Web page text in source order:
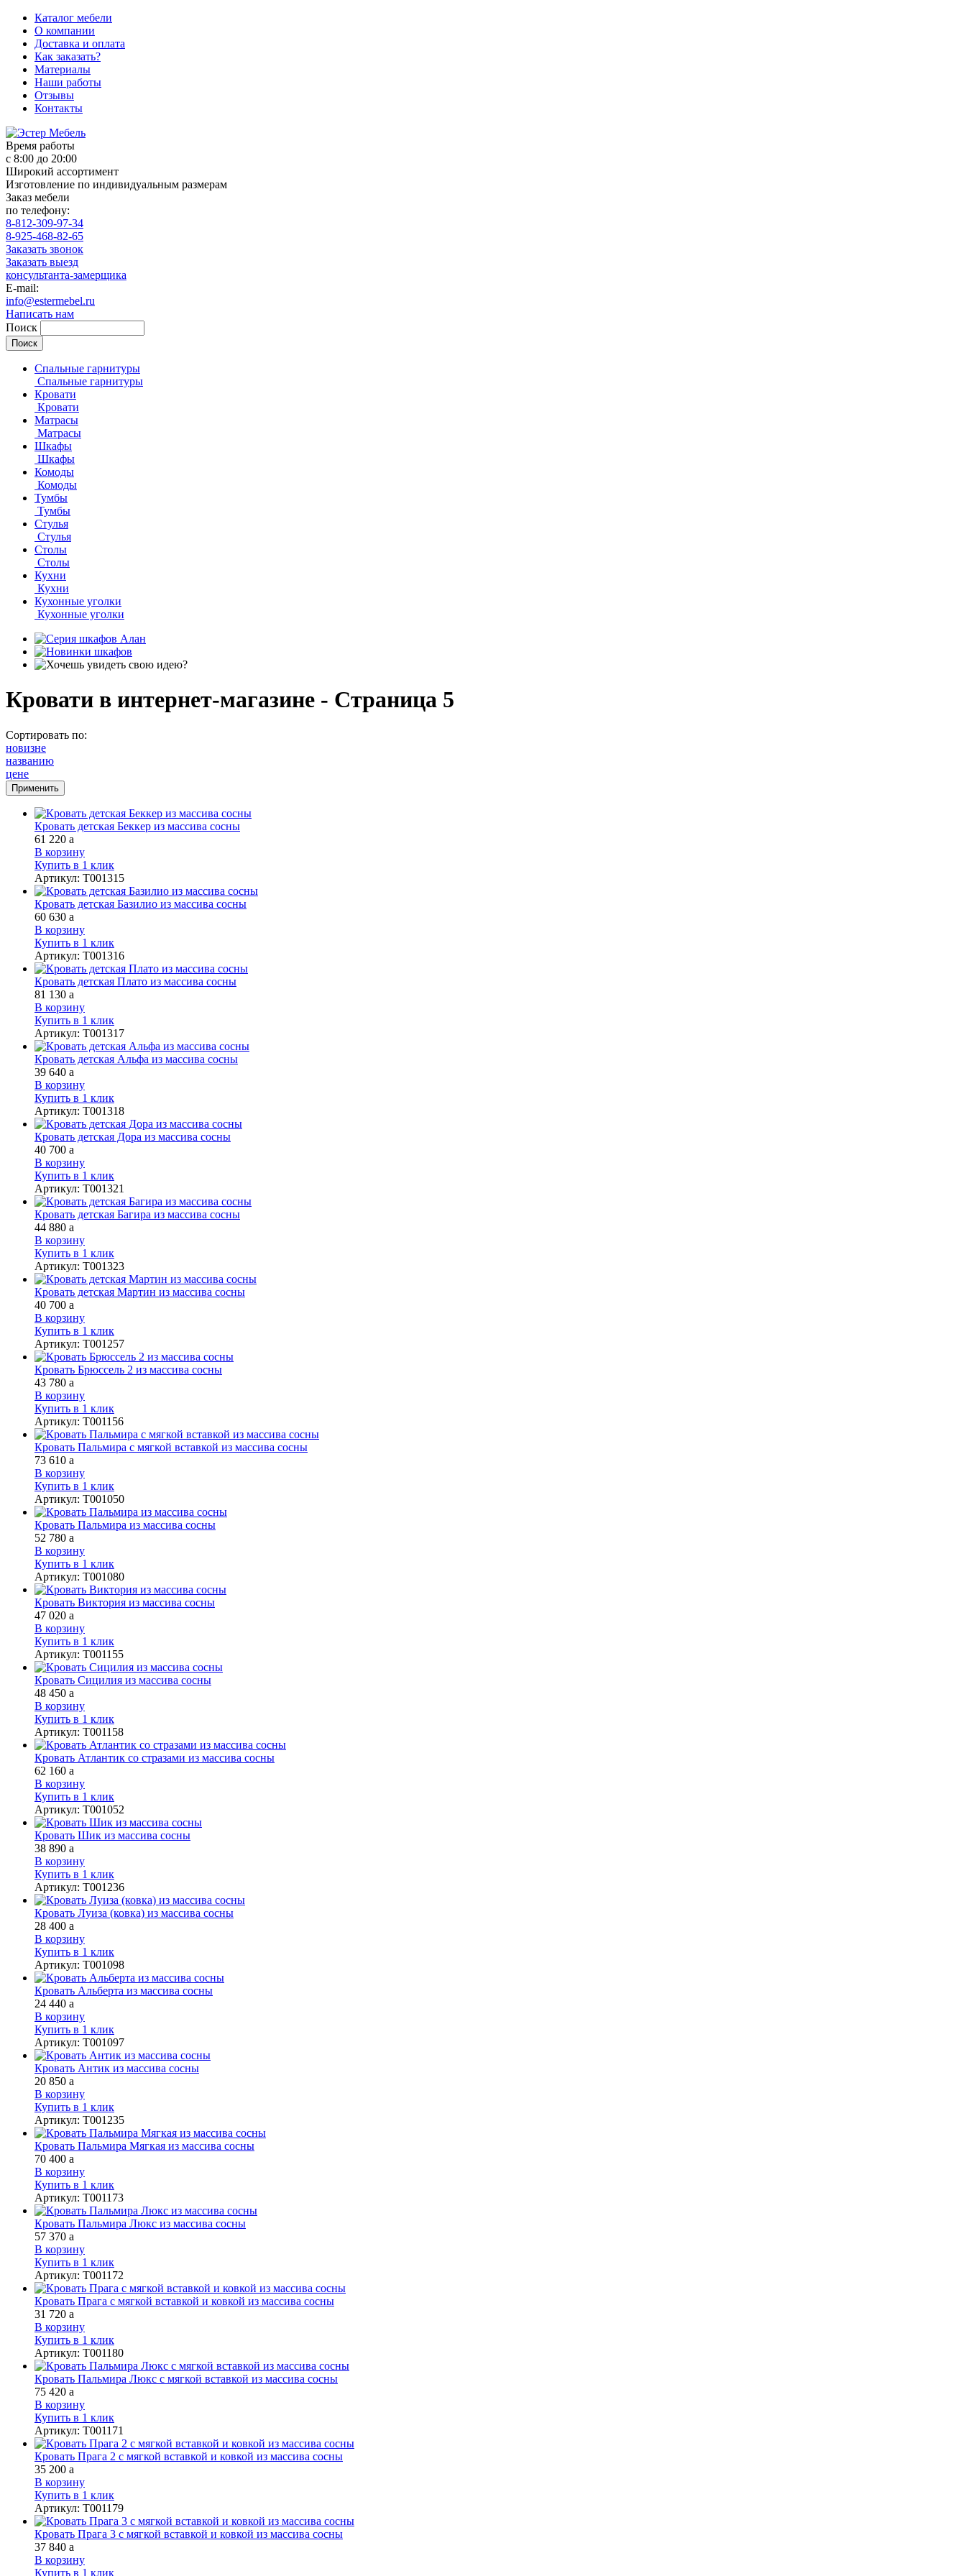
Каталог мебели
О компании
Доставка и оплата
Как заказать?
Материалы
Наши работы
Отзывы
Контакты
Время работы
с 8:00 до 20:00
Широкий ассортимент
Изготовление по индивидуальным размерам
Заказ мебели
по телефону:
8-812-309-97-34
8-925-468-82-65
Заказать звонок
Заказать выезд
консультанта-замерщика
E-mail:
info@estermebel.ru
Написать нам
Поиск
Спальные гарнитуры
Спальные гарнитуры
Кровати
Кровати
Матрасы
Матрасы
Шкафы
Шкафы
Комоды
Комоды
Тумбы
Тумбы
Стулья
Стулья
Столы
Столы
Кухни
Кухни
Кухонные уголки
Кухонные уголки
Кровати в интернет-магазине - Страница 5
Сортировать по:
новизне
названию
цене
Кровать детская Беккер из массива сосны
61 220 a
В корзину
Купить в 1 клик
Артикул: Т001315
Кровать детская Базилио из массива сосны
60 630 a
В корзину
Купить в 1 клик
Артикул: Т001316
Кровать детская Плато из массива сосны
81 130 a
В корзину
Купить в 1 клик
Артикул: Т001317
Кровать детская Альфа из массива сосны
39 640 a
В корзину
Купить в 1 клик
Артикул: Т001318
Кровать детская Дора из массива сосны
40 700 a
В корзину
Купить в 1 клик
Артикул: Т001321
Кровать детская Багира из массива сосны
44 880 a
В корзину
Купить в 1 клик
Артикул: Т001323
Кровать детская Мартин из массива сосны
40 700 a
В корзину
Купить в 1 клик
Артикул: Т001257
Кровать Брюссель 2 из массива сосны
43 780 a
В корзину
Купить в 1 клик
Артикул: Т001156
Кровать Пальмира с мягкой вставкой из массива сосны
73 610 a
В корзину
Купить в 1 клик
Артикул: Т001050
Кровать Пальмира из массива сосны
52 780 a
В корзину
Купить в 1 клик
Артикул: Т001080
Кровать Виктория из массива сосны
47 020 a
В корзину
Купить в 1 клик
Артикул: Т001155
Кровать Сицилия из массива сосны
48 450 a
В корзину
Купить в 1 клик
Артикул: Т001158
Кровать Атлантик со стразами из массива сосны
62 160 a
В корзину
Купить в 1 клик
Артикул: Т001052
Кровать Шик из массива сосны
38 890 a
В корзину
Купить в 1 клик
Артикул: Т001236
Кровать Луиза (ковка) из массива сосны
28 400 a
В корзину
Купить в 1 клик
Артикул: Т001098
Кровать Альберта из массива сосны
24 440 a
В корзину
Купить в 1 клик
Артикул: Т001097
Кровать Антик из массива сосны
20 850 a
В корзину
Купить в 1 клик
Артикул: Т001235
Кровать Пальмира Мягкая из массива сосны
70 400 a
В корзину
Купить в 1 клик
Артикул: Т001173
Кровать Пальмира Люкс из массива сосны
57 370 a
В корзину
Купить в 1 клик
Артикул: Т001172
Кровать Прага с мягкой вставкой и ковкой из массива сосны
31 720 a
В корзину
Купить в 1 клик
Артикул: Т001180
Кровать Пальмира Люкс с мягкой вставкой из массива сосны
75 420 a
В корзину
Купить в 1 клик
Артикул: Т001171
Кровать Прага 2 с мягкой вставкой и ковкой из массива сосны
35 200 a
В корзину
Купить в 1 клик
Артикул: Т001179
Кровать Прага 3 с мягкой вставкой и ковкой из массива сосны
37 840 a
В корзину
Купить в 1 клик